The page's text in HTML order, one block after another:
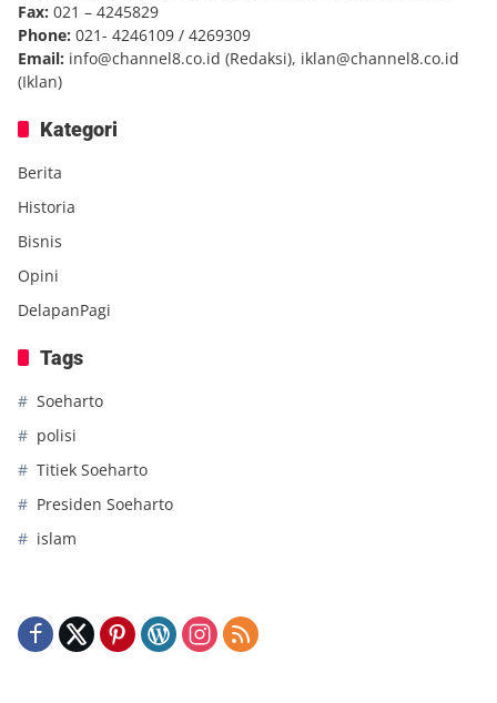
Fax: 021 – 4245829
Phone: 021- 4246109 / 4269309
Email: info@channel8.co.id (Redaksi), iklan@channel8.co.id
(Iklan)
Kategori
Berita
Historia
Bisnis
Opini
DelapanPagi
Tags
Soeharto
polisi
Titiek Soeharto
Presiden Soeharto
islam